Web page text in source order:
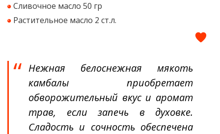
Сливочное масло 50 гр
Растительное масло 2 ст.л.
Нежная белоснежная мякоть
камбалы приобретает
обворожительный вкус и аромат
трав, если запечь в духовке.
Сладость и сочность обеспечена